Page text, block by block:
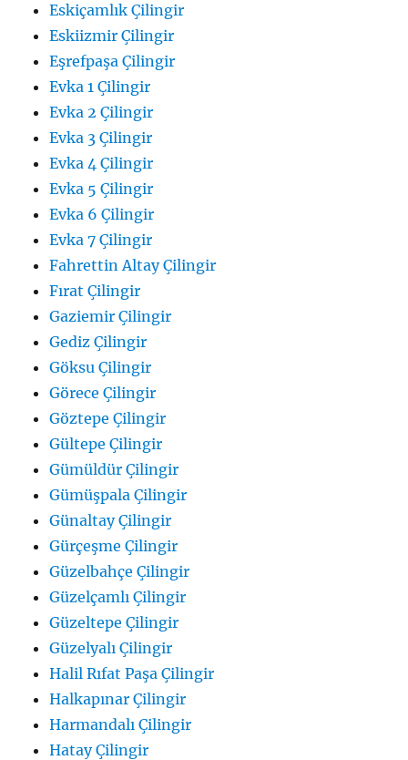
Eskiçamlık Çilingir
Eskiizmir Çilingir
Eşrefpaşa Çilingir
Evka 1 Çilingir
Evka 2 Çilingir
Evka 3 Çilingir
Evka 4 Çilingir
Evka 5 Çilingir
Evka 6 Çilingir
Evka 7 Çilingir
Fahrettin Altay Çilingir
Fırat Çilingir
Gaziemir Çilingir
Gediz Çilingir
Göksu Çilingir
Görece Çilingir
Göztepe Çilingir
Gültepe Çilingir
Gümüldür Çilingir
Gümüşpala Çilingir
Günaltay Çilingir
Gürçeşme Çilingir
Güzelbahçe Çilingir
Güzelçamlı Çilingir
Güzeltepe Çilingir
Güzelyalı Çilingir
Halil Rıfat Paşa Çilingir
Halkapınar Çilingir
Harmandalı Çilingir
Hatay Çilingir